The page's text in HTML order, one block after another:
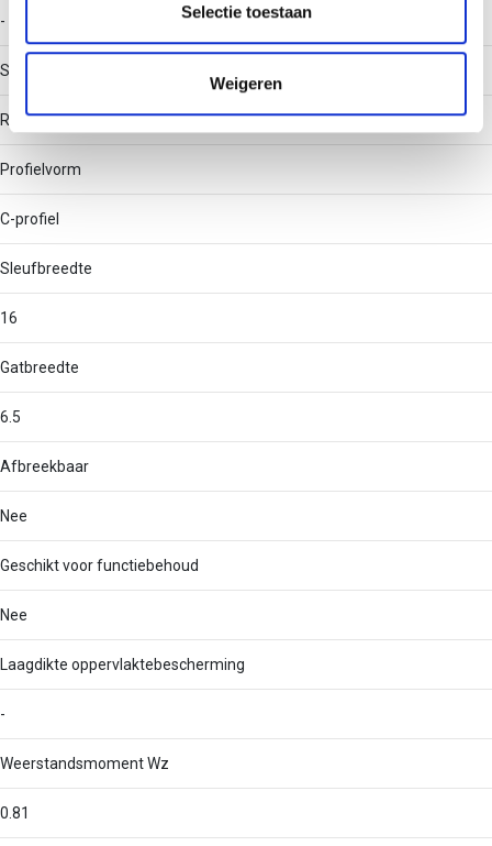
partners kunnen deze gegevens combineren met andere
verzameld op basis van uw gebruik van hun services.
Selectie toestaan
Weigeren
-
Soort perforatie
Rug geperforeerd
Profielvorm
C-profiel
Sleufbreedte
16
Gatbreedte
6.5
Afbreekbaar
Nee
Geschikt voor functiebehoud
Nee
Laagdikte oppervlaktebescherming
-
Weerstandsmoment Wz
0.81